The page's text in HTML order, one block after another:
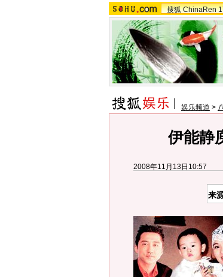
搜狐 ChinaRen
娱乐频道 >
伊能静
2008年11月13日10:57
来